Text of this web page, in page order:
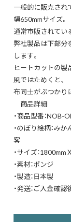
一般的に販売され
幅650mmサイズ。
通常市販されてい
弊社製品は下部分
します。
ヒートカットの
風ではためくと、
布同士がぶつかり
商品詳細
・商品型番：NOB-
・のぼり絵柄：み
客
・サイズ：1800mm
・素材：ポンジ
・製造：日本製
・発送：ご入金確